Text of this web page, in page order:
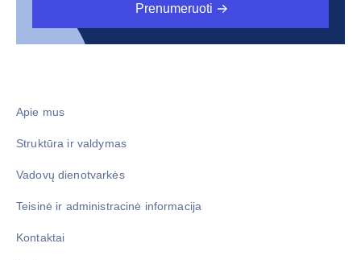
Prenumeruoti
Apie mus
Struktūra ir valdymas
Vadovų dienotvarkės
Teisinė ir administracinė informacija
Kontaktai